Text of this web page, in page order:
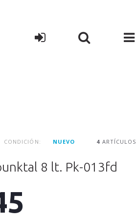
CONDICIÓN: NUEVO 4 ARTÍCULOS
8 lt. Pk-013fd